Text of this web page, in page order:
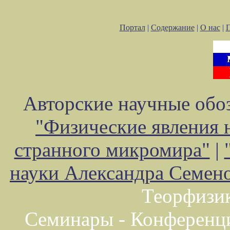
Портал| Содержание| О нас|
Авторские научные
"Физические явления
странного микромира" |
науки Александра
Семинары -